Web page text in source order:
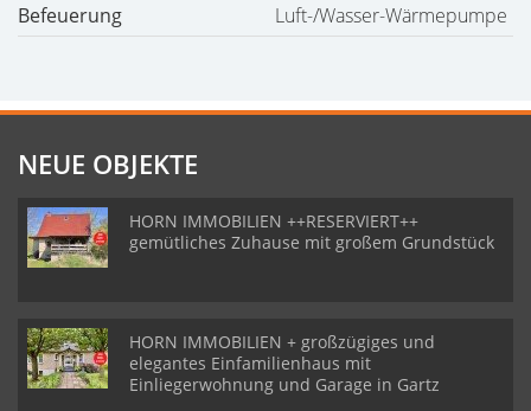
Befeuerung
Luft-/Wasser-Wärmepumpe
NEUE OBJEKTE
HORN IMMOBILIEN ++RESERVIERT++
gemütliches Zuhause mit großem Grundstück
HORN IMMOBILIEN + großzügiges und
elegantes Einfamilienhaus mit
Einliegerwohnung und Garage in Gartz